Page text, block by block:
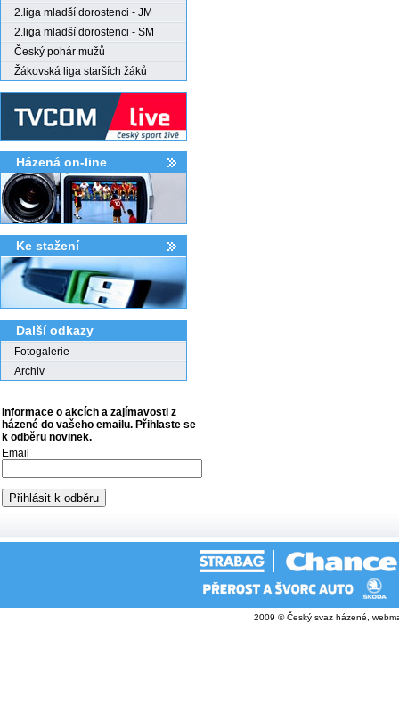
2.liga mladší dorostenci - JM
2.liga mladší dorostenci - SM
Český pohár mužů
Žákovská liga starších žáků
Házená on-line
Ke stažení­
Další odkazy
Fotogalerie
Archiv
Informace o akcích a zajímavosti z
házené do vašeho emailu. Přihlaste se
k odběru novinek.
Email
2009 © Český svaz házené,